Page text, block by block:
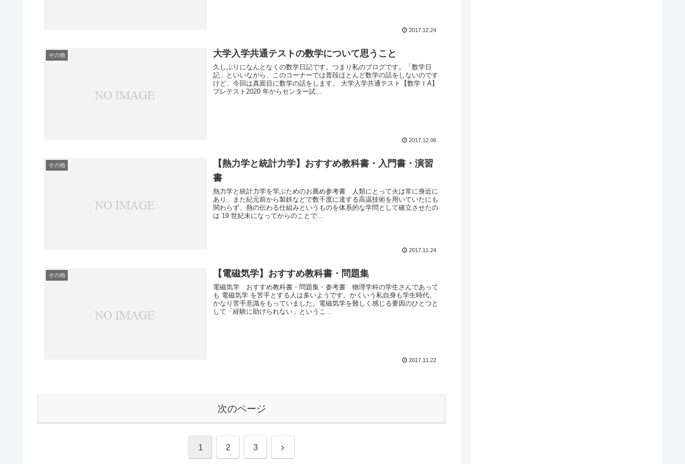
2017.12.24
その他 大学入学共通テストの数学について思うこと
久しぶりになんとなくの数学日記です。つまり私のブログです。「数学日
記」といいながら、このコーナーでは普段ほとんど数学の話をしないのです
けど、今回は真面目に数学の話をします。 大学入学共通テスト【数学ⅠA】
プレテスト2020 年からセンター試...
2017.12.06
その他
【熱力学と統計力学】おすすめ教科書・入門書・演習
書
熱力学と統計力学を学ぶためのお薦め参考書 人類にとって火は常に身近に
あり、また紀元前から製鉄などで数千度に達する高温技術を用いていたにも
関わらず、熱の伝わる仕組みというものを体系的な学問として確立させたの
は 19 世紀末になってからのことで...
2017.11.24
その他 【電磁気学】おすすめ教科書・問題集
電磁気学 おすすめ教科書・問題集・参考書 物理学科の学生さんであって
も 電磁気学 を苦手とする人は多いようです。かくいう私自身も学生時代、
かなり苦手意識をもっていました。電磁気学を難しく感じる要因のひとつと
して「経験に助けられない」というこ...
2017.11.22
次のページ
1 2 3 次